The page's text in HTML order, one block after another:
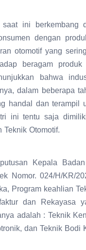
saat ini berkembang
dengan
otomotif yang
beragam
bahwa
dalam beberapa
handal dan terampil
ini tentu saja
Teknik Otomotif.
Kepala
Nomor. 024/H/KR/
Program keahlian
dan Rekayasa
adalah : Teknik
dan Teknik Bodi